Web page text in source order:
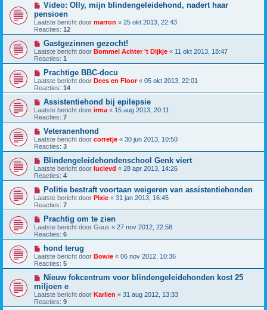
Video: Olly, mijn blindengeleidehond, nadert haar
pensioen
Laatste bericht door marron « 25 okt 2013, 22:43
Reacties: 12
Gastgezinnen gezocht!
Laatste bericht door Bommel Achter 't Dijkje « 11 okt 2013, 18:47
Reacties: 1
Prachtige BBC-docu
Laatste bericht door Dees en Floor« 05 okt 2013, 22:01
Reacties: 14
Assistentiehond bij epilepsie
Laatste bericht door irma « 15 aug 2013, 20:11
Reacties: 7
Veteranenhond
Laatste bericht door corretje « 30 jun 2013, 10:50
Reacties: 3
Blindengeleidehondenschool Genk viert
Laatste bericht door lucievd « 28 apr 2013, 14:26
Reacties: 4
Politie bestraft voortaan weigeren van assistentiehonden
Laatste bericht door Pixie « 31 jan 2013, 16:45
Reacties: 7
Prachtig om te zien
Laatste bericht door Guus « 27 nov 2012, 22:58
Reacties: 6
hond terug
Laatste bericht door Bowie « 06 nov 2012, 10:36
Reacties: 5
Nieuw fokcentrum voor blindengeleidehonden kost 25
miljoen e
Laatste bericht door Karlien « 31 aug 2012, 13:33
Reacties: 9